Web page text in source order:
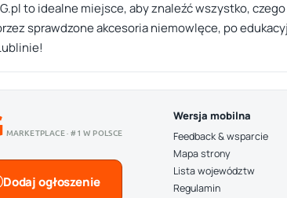
to idealne miejsce, aby znaleźć wszystko,
sprawdzone akcesoria niemowlęce, po
MARKETPLACE · #1 W POLSCE
Dodaj ogłoszenie
Wersja mobilna
Feedback & wsparcie
Mapa strony
Lista województw
Regulamin